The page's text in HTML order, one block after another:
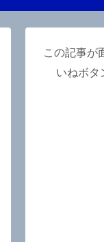
この記事が
いねボタ